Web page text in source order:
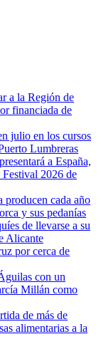
a la Región de
financiada de
julio en los cursos
Lumbreras
a España,
2026 de
cada año
y sus pedanías
de llevarse a su
Alicante
por cerca de
con un
Millán como
de más de
alimentarias a la